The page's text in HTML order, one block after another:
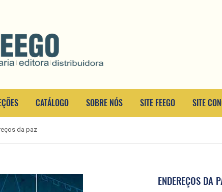
CATÁLOGO SOBRE NÓS SITE FEEGO SITE
da paz
ENDEREÇOS DA